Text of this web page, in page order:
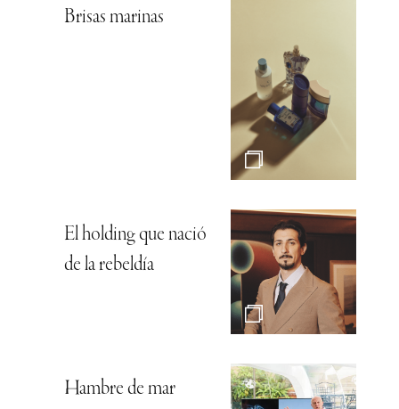
Brisas marinas
El holding que nació
de la rebeldía
Hambre de mar